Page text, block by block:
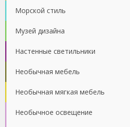
Морской стиль
Музей дизайна
Настенные светильники
Необычная мебель
Необычная мягкая мебель
Необычное освещение